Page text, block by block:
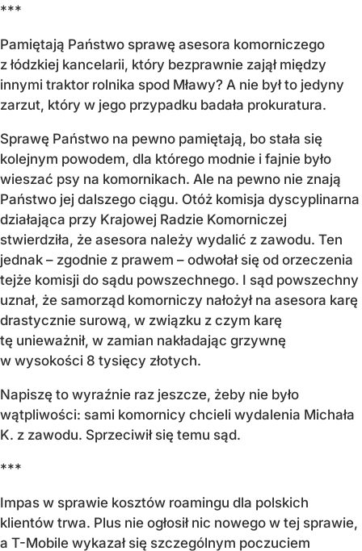
***
Pamiętają Państwo sprawę asesora komorniczego
z łódzkiej kancelarii, który bezprawnie zajął między
innymi traktor rolnika spod Mławy? A nie był to jedyny
zarzut, który w jego przypadku badała prokuratura.
Sprawę Państwo na pewno pamiętają, bo stała się
kolejnym powodem, dla którego modnie i fajnie było
wieszać psy na komornikach. Ale na pewno nie znają
Państwo jej dalszego ciągu. Otóż komisja dyscyplinarna
działająca przy Krajowej Radzie Komorniczej
stwierdziła, że asesora należy wydalić z zawodu. Ten
jednak – zgodnie z prawem – odwołał się od orzeczenia
tejże komisji do sądu powszechnego. I sąd powszechny
uznał, że samorząd komorniczy nałożył na asesora karę
drastycznie surową, w związku z czym karę
tę unieważnił, w zamian nakładając grzywnę
w wysokości 8 tysięcy złotych.
Napiszę to wyraźnie raz jeszcze, żeby nie było
wątpliwości: sami komornicy chcieli wydalenia Michała
K. z zawodu. Sprzeciwił się temu sąd.
***
Impas w sprawie kosztów roamingu dla polskich
klientów trwa. Plus nie ogłosił nic nowego w tej sprawie,
a T-Mobile wykazał się szczególnym poczuciem